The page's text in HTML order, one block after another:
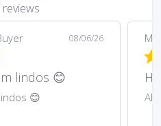
08/06/26
lindos 😊
😊